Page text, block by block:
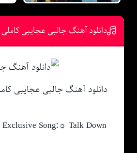
دانلود آهنگ ﺟﺎﻟﺒﻰ ﻋﺠﺎﻳﺒﻰ
دانلود آهنگ ﺟﺎﻟﺒﻰ ﻋﺠﺎﻳﺒﻰ